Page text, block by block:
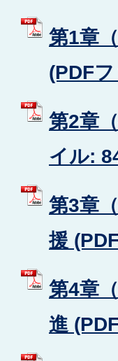
第1章
(PDF
第2章
イル:
第3章
援
第4章
進